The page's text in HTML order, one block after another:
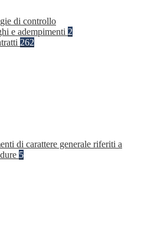
di controllo
e adempimenti 2
262
di carattere generale riferiti a
5